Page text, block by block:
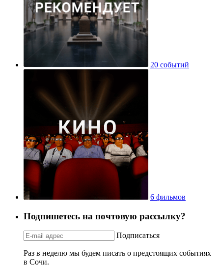
20 событий
6 фильмов
Подпишетесь на почтовую рассылку?
Подписаться
Раз в неделю мы будем писать о предстоящих событиях
в Сочи.